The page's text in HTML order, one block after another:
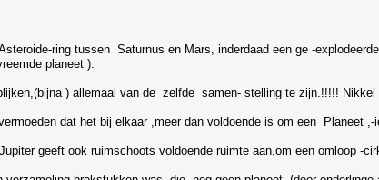
ring tussen Saturnus en Mars, inderdaad een ge -
planeet ).
) allemaal van de zelfde samen- stelling te zijn.!!!!! Nikkel
dat het bij elkaar ,meer dan voldoende is om een Planeet
geeft ook ruimschoots voldoende ruimte aan,om een omloop -